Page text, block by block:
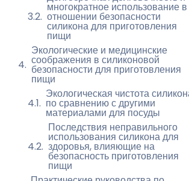
многократное использование в
отношении безопасности
силикона для приготовления
пищи
Экологические и медицинские
соображения в силиконовой
безопасности для приготовления
пищи
Экологическая чистота
по сравнению с другими
материалами для посуды
Последствия неправильного
использования силикона для
здоровья, влияющие на
безопасность приготовления
пищи